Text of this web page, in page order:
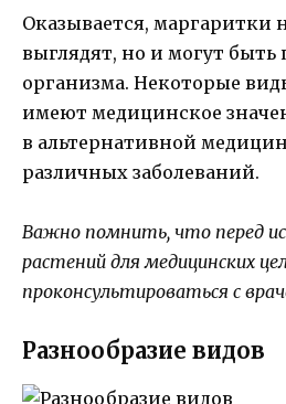
Оказывается, маргаритки
выглядят, но и могут быть
организма. Некоторые
имеют медицинское
в альтернативной
различных заболеваний.
Важно помнить, что перед
растений для медицинских
проконсультироваться с
Разнообразие видов